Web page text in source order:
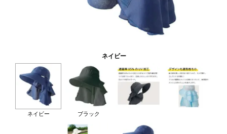
ネイビー
ネイビー ブラック